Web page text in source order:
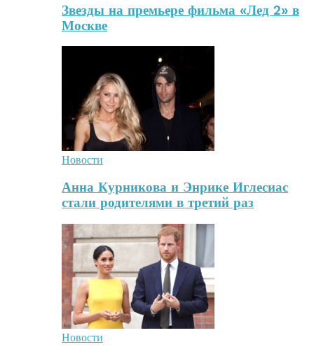
Звезды на премьере фильма «Лед 2» в
Москве
Новости
Анна Курникова и Энрике Иглесиас
стали родителями в третий раз
Новости